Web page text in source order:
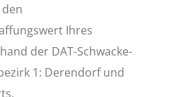
Ihres
der DAT-Schwacke-
1: Derendorf und